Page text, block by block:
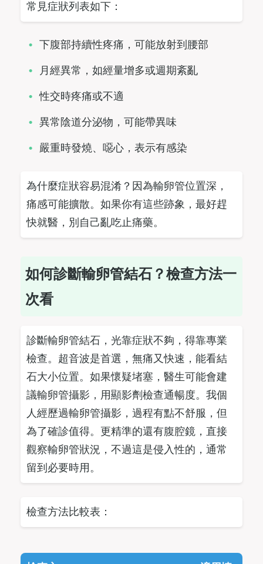
常見症狀列表如下：
下腹部持續性疼痛，可能放射到腰部
月經異常，如經量增多或週期紊亂
性交時疼痛或不適
異常陰道分泌物，可能帶異味
嚴重時發燒、噁心，表示有感染
為什麼症狀容易混淆？因為輸卵管位置深，
痛感可能擴散。如果你有這些跡象，最好趕
快就醫，別自己亂吃止痛藥。
如何診斷輸卵管結石？檢查方法一
次看
診斷輸卵管結石，光靠症狀不夠，得靠專業
檢查。超音波是首選，無痛又快速，能看結
石大小位置。如果懷疑堵塞，醫生可能會建
議輸卵管攝影，用顯影劑檢查通暢度。我個
人經歷過輸卵管攝影，過程有點不舒服，但
為了確診值得。更精準的還有腹腔鏡，直接
觀察輸卵管狀況，不過這是侵入性的，通常
留到必要時用。
檢查方法比較表：